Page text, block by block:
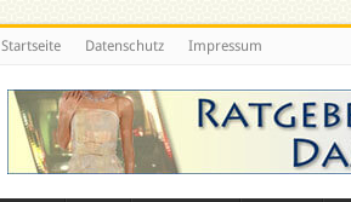
Startseite Datenschutz Impressum